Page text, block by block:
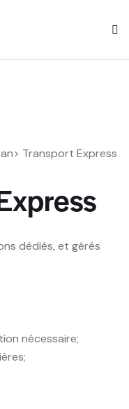
dédiés, et gérés
nécessaire;